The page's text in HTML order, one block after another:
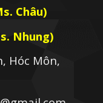
Châu)
Nhung)
Hóc Môn,